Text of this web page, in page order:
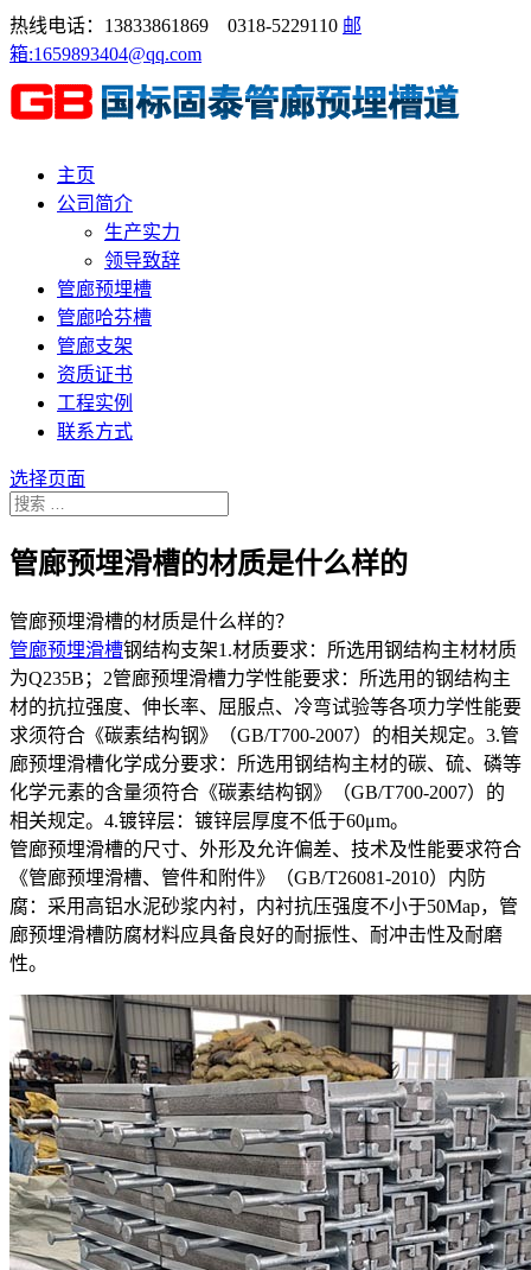
热线电话：13833861869 0318-5229110 邮
箱:1659893404@qq.com
主页
公司简介
生产实力
领导致辞
管廊预埋槽
管廊哈芬槽
管廊支架
资质证书
工程实例
联系方式
选择页面
管廊预埋滑槽的材质是什么样的
管廊预埋滑槽的材质是什么样的？
管廊预埋滑槽钢结构支架1.材质要求：所选用钢结构主材材质
为Q235B；2管廊预埋滑槽力学性能要求：所选用的钢结构主
材的抗拉强度、伸长率、屈服点、冷弯试验等各项力学性能要
求须符合《碳素结构钢》（GB/T700-2007）的相关规定。3.管
廊预埋滑槽化学成分要求：所选用钢结构主材的碳、硫、磷等
化学元素的含量须符合《碳素结构钢》（GB/T700-2007）的
相关规定。4.镀锌层：镀锌层厚度不低于60μm。
管廊预埋滑槽的尺寸、外形及允许偏差、技术及性能要求符合
《管廊预埋滑槽、管件和附件》（GB/T26081-2010）内防
腐：采用高铝水泥砂浆内衬，内衬抗压强度不小于50Map，管
廊预埋滑槽防腐材料应具备良好的耐振性、耐冲击性及耐磨
性。